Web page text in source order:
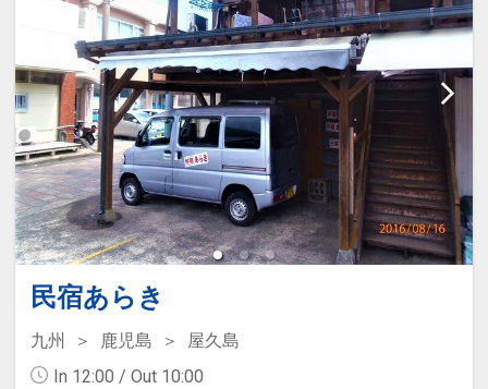
民宿あらき
九州 鹿児島
屋久島
In 12:00 / Out 10:00